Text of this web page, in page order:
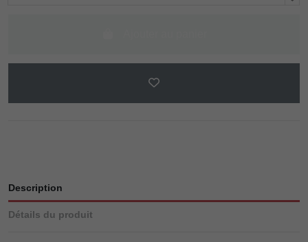
Description
Détails du produit